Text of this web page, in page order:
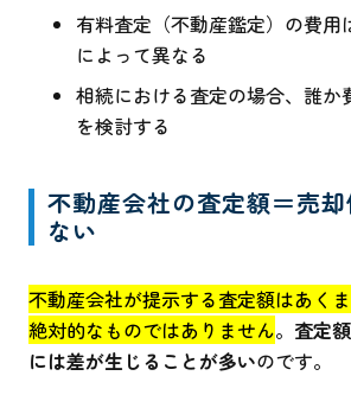
有料査定（不動産鑑定）の費用
によって異なる
相続における査定の場合、誰か
を検討する
不動産会社の査定額＝売
ない
不動産会社が提示する査定額はあくま
絶対的なものではありません。 査定
には差が生じることが多いのです。